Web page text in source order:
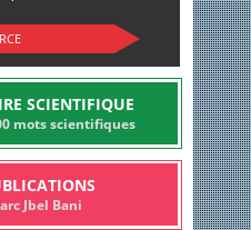
SCIENTIFIQUE
mots scientifiques
Jbel Bani